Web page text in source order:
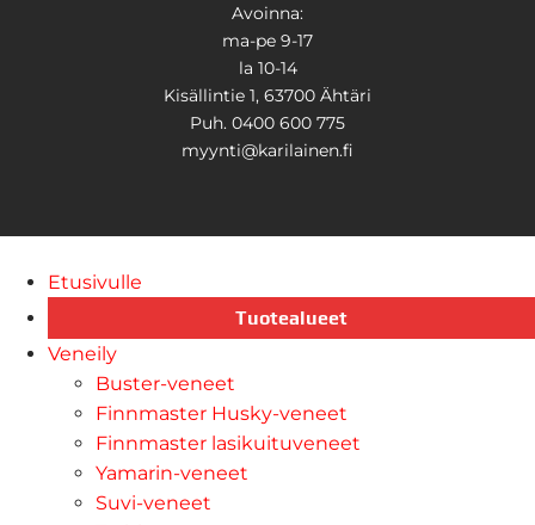
Avoinna:
ma-pe 9-17
la 10-14
Kisällintie 1, 63700 Ähtäri
Puh. 0400 600 775
myynti@karilainen.fi
Etusivulle
Tuotealueet
Veneily
Buster-veneet
Finnmaster Husky-veneet
Finnmaster lasikuituveneet
Yamarin-veneet
Suvi-veneet